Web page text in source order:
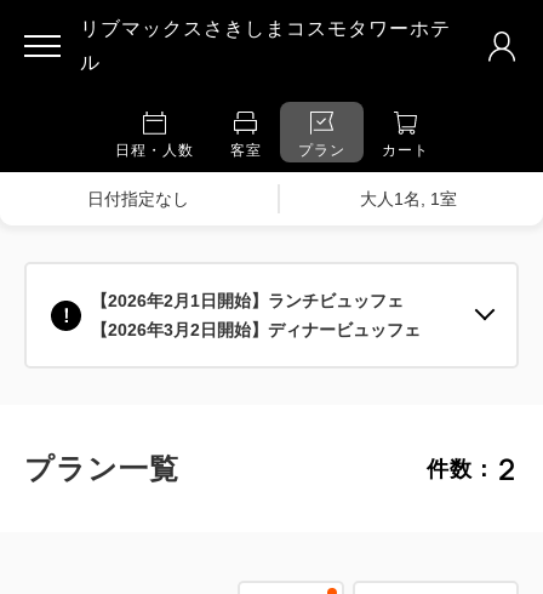
リブマックスさきしまコスモタワーホテ
ル
日程・人数 客室 プラン カート
日付指定なし 大人1名, 1室
【2026年2月1日開始】ランチビュッフェ
【2026年3月2日開始】ディナービュッフェ
プラン一覧 件数： 2